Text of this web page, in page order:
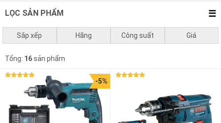
LỌC SẢN PHẨM
Sắp xếp
Mặc định
Giá thấp đến cao
Giá cao đến thấp
Hãng
Bosch
Makita
Total
Stanley
Công suất
0 - 750w
Giá
0₫-1.000.000₫
1.000.000
3.000.000₫-10.000.000₫
10.000.000₫ -1.380.000₫
Tổng: 16sản phẩm
5.00
-5%